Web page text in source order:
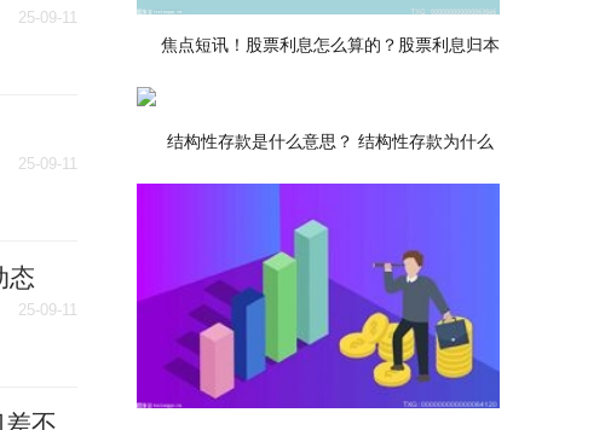
25-09-11
25-09-11
态
25-09-11
不
焦点短讯！股票利息怎么算的？股票利息归本
结构性存款是什么意思？ 结构性存款为什么